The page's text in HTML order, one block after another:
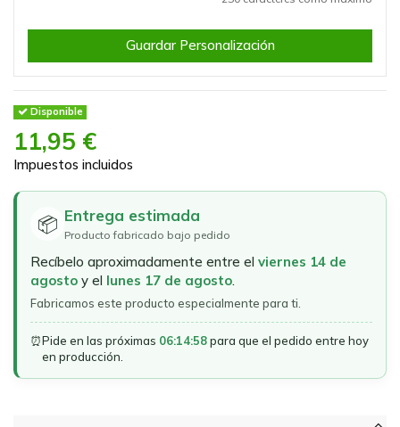
Guardar Personalización
Disponible
11,95 €
Impuestos incluidos
📦 Entrega estimada
Producto fabricado bajo pedido
Recíbelo aproximadamente entre el viernes 14 de
agosto y el lunes 17 de agosto.
Fabricamos este producto especialmente para ti.
⏰Pide en las próximas 06:14:58para que el pedido entre hoy
en producción.